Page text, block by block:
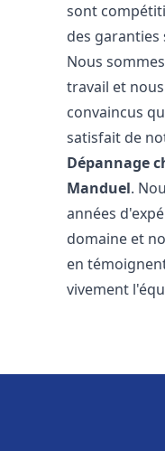
sont
des garanties
Nous
travail et
convaincus
satisfait de
Dépannage
Manduel.
années
domaine et
en
vivement